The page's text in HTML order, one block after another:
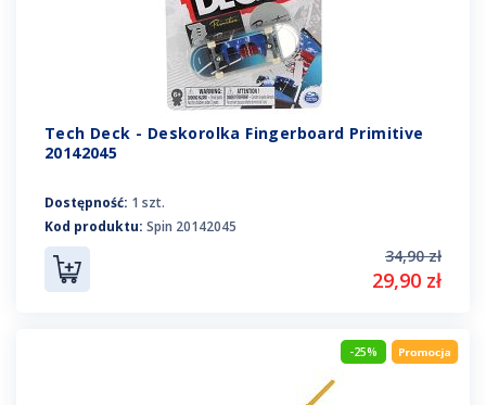
Tech Deck - Deskorolka Fingerboard Primitive
20142045
Dostępność: 1 szt.
Kod produktu: Spin 20142045
34,90 zł
29,90 zł
-25%